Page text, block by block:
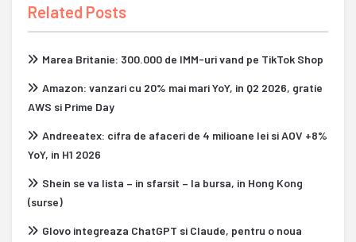
Related Posts
Marea Britanie: 300.000 de IMM-uri vand pe TikTok Shop
Amazon: vanzari cu 20% mai mari YoY, in Q2 2026, gratie
AWS si Prime Day
Andreeatex: cifra de afaceri de 4 milioane lei si AOV +8%
YoY, in H1 2026
Shein se va lista – in sfarsit – la bursa, in Hong Kong
(surse)
Glovo integreaza ChatGPT si Claude, pentru o noua